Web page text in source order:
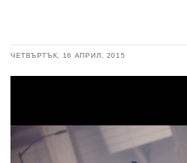
ЧЕТВЪРТЪК, 16 АПРИЛ, 2015